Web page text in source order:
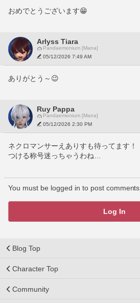
おめでとうございます😁
Arlyss Tiara
Pandaemonium [Mana]
05/12/2026 7:49 AM
ありがとう～😉
Ruy Pappa
Pandaemonium [Mana]
05/12/2026 2:30 PM
ネクロマンサーえありすも待ってます！
つける称号迷っちゃうわね…
You must be logged in to post comments.
Log In
Blog Top
Character Top
Community